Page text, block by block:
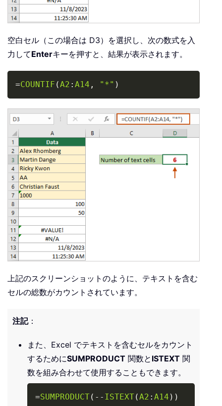
空白セル（この場合は D3）を選択し、次の数式を入
力してEnterキーを押すと、結果が表示されます。
=COUNTIF (A2 : A14 , "*" )
上記のスクリーンショットのように、テキストを含む
セルの総数がカウントされています。
注記：
また、Excel でテキストを含むセルをカウント
するためにSUMPRODUCT 関数と ISTEXT 関
数を組み合わせて使用することもできます。
=SUMPRODUCT( - - ISTEXT(A2 : A14 ) )
Copy